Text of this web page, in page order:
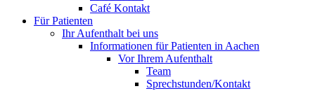
Café Kontakt
Für Patienten
Ihr Aufenthalt bei uns
Informationen für Patienten in Aachen
Vor Ihrem Aufenthalt
Team
Sprechstunden/Kontakt